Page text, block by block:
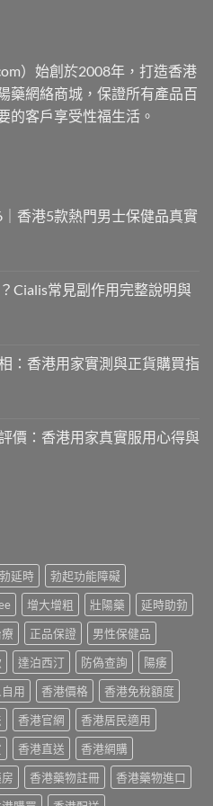
）始創於2008年，打造香港
藥網絡商城，保證所有產品百
的客戶享受性福生活。
香港5款熱門男士保健品真實
Cialis常見副作用完整說明與
：香港用家實測與正貨購買指
價：香港用家真實服用心得與
延時
勃起功能障礙
增大增粗 壯陽藥
延時助勃
正品保證
男性保健品
達泊西汀 防偽查詢
陽痿
用 香港價格
香港免稅額度
香港官網
香港居民適用
香港直送
香港網購
香港藥物註冊
香港藥物進口